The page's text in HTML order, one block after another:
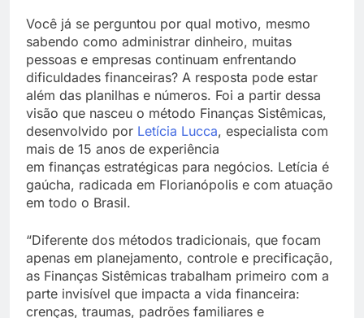
Você já se perguntou por qual motivo, mesmo
sabendo como administrar dinheiro, muitas
pessoas e empresas continuam enfrentando
dificuldades financeiras? A resposta pode estar
além das planilhas e números. Foi a partir dessa
visão que nasceu o método Finanças Sistêmicas,
desenvolvido por Letícia Lucca, especialista com
mais de 15 anos de experiência
em finanças estratégicas para negócios. Letícia é
gaúcha, radicada em Florianópolis e com atuação
em todo o Brasil.
“Diferente dos métodos tradicionais, que focam
apenas em planejamento, controle e precificação,
as Finanças Sistêmicas trabalham primeiro com a
parte invisível que impacta a vida financeira:
crenças, traumas, padrões familiares e